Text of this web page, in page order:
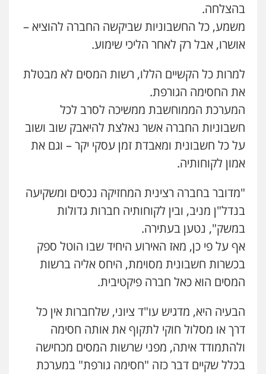
בהצלחה.
משמע, כל החשבוניות שביקשה החברה להוציא –
אושרו, אבל רק לאחר הליכי שימוע.
למרות כל הקשיים הללו, רשות המסים לא מבטלת
את החסימה הגורפת.
המערכת הממוחשבת ממשיכה לסרב לכל
חשבוניות החברה אשר נאלצת להיאבק שוב ושוב
על כל חשבונית ומאבדת זמן עסקי יקר – וגם את
אמון לקוחותיה.
"מדובר בחברה רצינית המחזיקה נכסים ומשקיעה
בנדל"ן מניב, ובין לקוחותיה חברות גדולות
במשק", נטען בעתירה.
אף על פי כן, מאז האירוע היחיד שבו הוטל ספק
בכשרות חשבונית מסוימת, היחס אליה ברשות
המסים הוא כאל חברה פיקטיבית.
הבעיה היא, מדגיש עו"ד ציוני, שלחברות אין כל
דרך או מסלול חוקי לתקוף את אותה חסימה
ולהתמודד איתה, מפני שרשות המסים מכחישה
בכלל שקיים דבר כזה "חסימה גורפת" במערכת